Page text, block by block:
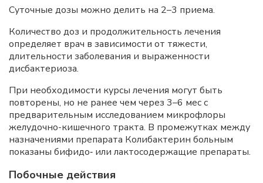
Суточные дозы можно делить на 2–3 приема.
Количество доз и продолжительность лечения
определяет врач в зависимости от тяжести,
длительности заболевания и выраженности
дисбактериоза.
При необходимости курсы лечения могут быть
повторены, но не ранее чем через 3–6 мес с
предварительным исследованием микрофлоры
желудочно-кишечного тракта. В промежутках между
назначениями препарата Колибактерин больным
показаны бифидо‑ или лактосодержащие препараты.
Побочные действия